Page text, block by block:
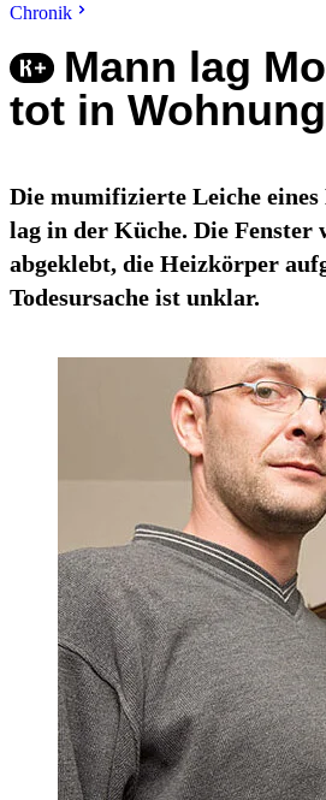
Chronik
Mann lag
tot in Wohnung
Die mumifizierte Leiche
lag in der Küche. Die
abgeklebt, die Heizkörper
Todesursache ist unklar.